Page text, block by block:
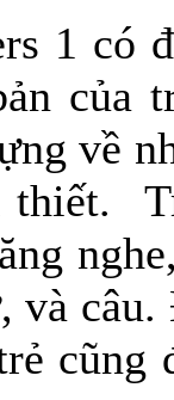
1 có
của
về
thiết.
và
cũng